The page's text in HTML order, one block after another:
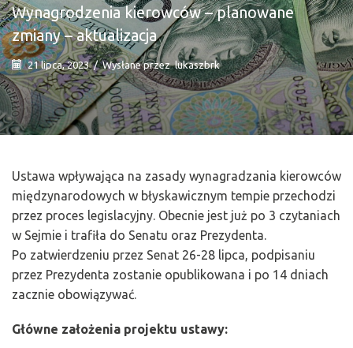
Wynagrodzenia kierowców – planowane
zmiany – aktualizacja
21 lipca, 2023 / Wysłane przez lukaszbrk
Ustawa wpływająca na zasady wynagradzania kierowców
międzynarodowych w błyskawicznym tempie przechodzi
przez proces legislacyjny. Obecnie jest już po 3 czytaniach
w Sejmie i trafiła do Senatu oraz Prezydenta.
Po zatwierdzeniu przez Senat 26-28 lipca, podpisaniu
przez Prezydenta zostanie opublikowana i po 14 dniach
zacznie obowiązywać.
Główne założenia projektu ustawy: